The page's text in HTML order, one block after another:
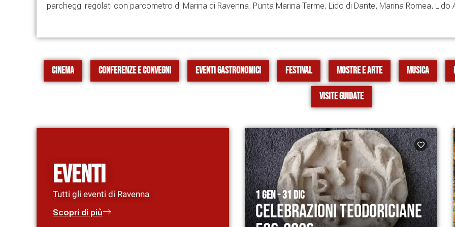
parcheggi regolati con parcometro di Marina di Ravenna, Punta Marina Terme, Lido di Dante, Marina Romea, Lido
Cinema Conferenze e Convegni Eventi gastronomici Festival Mostre e Arte Musica
Visite Guidate
Eventi
Tutti gli eventi di Ravenna
Scopri di più
1 GEN - 31 DIC
Celebrazioni Teodoriciane